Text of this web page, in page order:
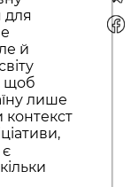
для
й
щоб
лише
контекст